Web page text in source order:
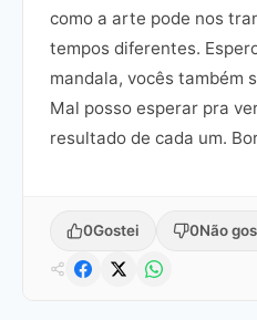
como a arte pode nos
tempos diferentes.
mandala, vocês também
Mal posso esperar pra
resultado de cada um.
0Gostei 0Não